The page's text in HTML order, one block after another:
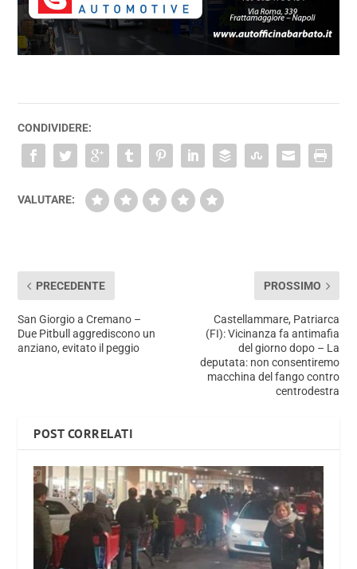
CONDIVIDERE:
VALUTARE:
PRECEDENTE
San Giorgio a Cremano –
Due Pitbull aggrediscono un
anziano, evitato il peggio
PROSSIMO
Castellammare, Patriarca
(FI): Vicinanza fa antimafia
del giorno dopo – La
deputata: non consentiremo
macchina del fango contro
centrodestra
POST CORRELATI